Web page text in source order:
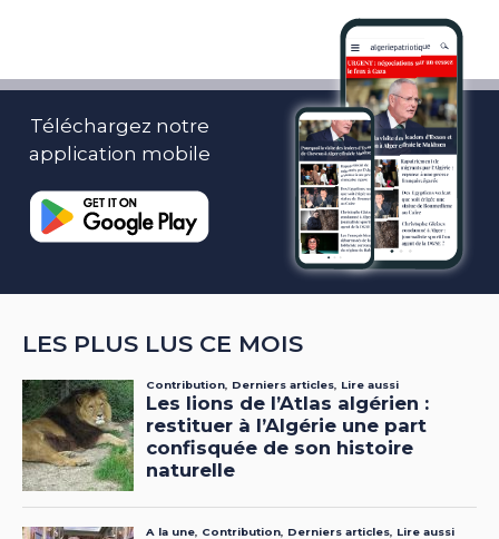
Téléchargez notre
application mobile
LES PLUS LUS CE MOIS